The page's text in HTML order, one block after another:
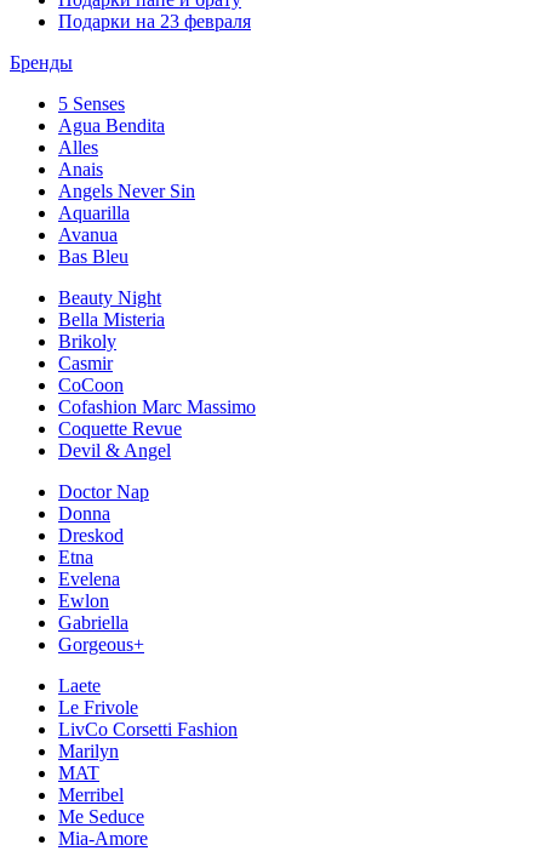
Подарки на 23 февраля
Бренды
5 Senses
Agua Bendita
Alles
Anais
Angels Never Sin
Aquarilla
Avanua
Bas Bleu
Beauty Night
Bella Misteria
Brikoly
Casmir
CoCoon
Cofashion Marc Massimo
Coquette Revue
Devil & Angel
Doctor Nap
Donna
Dreskod
Etna
Evelena
Ewlon
Gabriella
Gorgeous+
Laete
Le Frivole
LivCo Corsetti Fashion
Marilyn
MAT
Merribel
Me Seduce
Mia-Amore